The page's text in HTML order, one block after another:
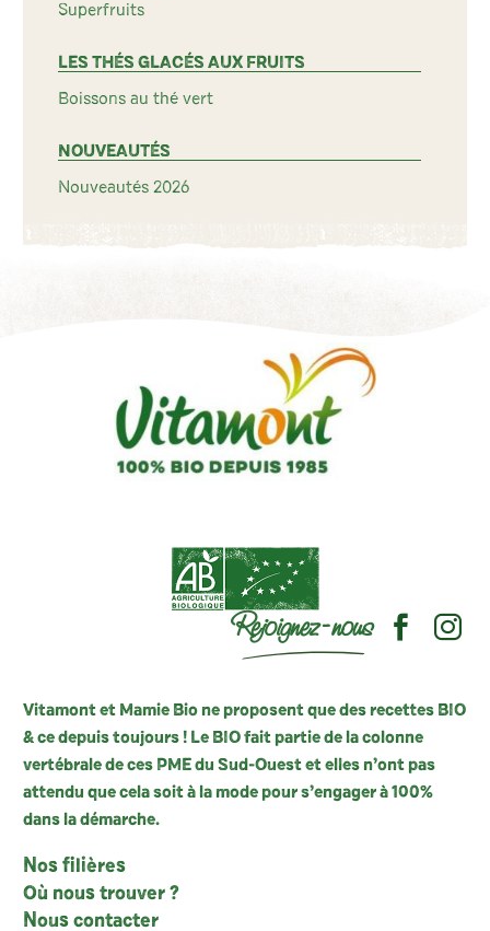
Superfruits
LES THÉS GLACÉS AUX FRUITS
Boissons au thé vert
NOUVEAUTÉS
Nouveautés 2026
Rejoignez-nous
Vitamont et Mamie Bio ne proposent que des recettes BIO
& ce depuis toujours ! Le BIO fait partie de la colonne
vertébrale de ces PME du Sud-Ouest et elles n’ont pas
attendu que cela soit à la mode pour s’engager à 100%
dans la démarche.
Nos filières
Où nous trouver ?
Nous contacter